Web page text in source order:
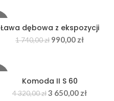
Ława dębowa z ekspozycji
1 740,00zł 990,00 zł
Komoda II S 60
4 320,00zł 3 650,00 zł